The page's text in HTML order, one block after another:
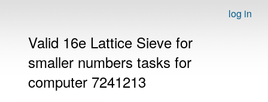
log in
Valid 16e Lattice Sieve for
smaller numbers tasks for
computer 7241213